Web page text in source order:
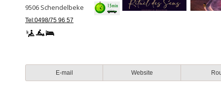
9506 Schendelbeke
Tel:0498/75 96 57
E-mail Website